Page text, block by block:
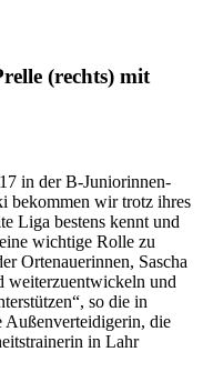
(rechts) mit
in der B-Juniorinnen-
bekommen wir trotz ihres
Liga bestens kennt und
wichtige Rolle zu
Ortenauerinnen, Sascha
weiterzuentwickeln und
so die in
die
in Lahr